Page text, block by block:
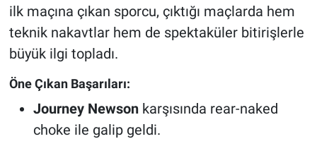
ilk maçına çıkan sporcu, çıktığı maçlarda hem
teknik nakavtlar hem de spektaküler bitirişlerle
büyük ilgi topladı.
Öne Çıkan Başarıları:
Journey Newsonkarşısında rear-naked
choke ile galip geldi.